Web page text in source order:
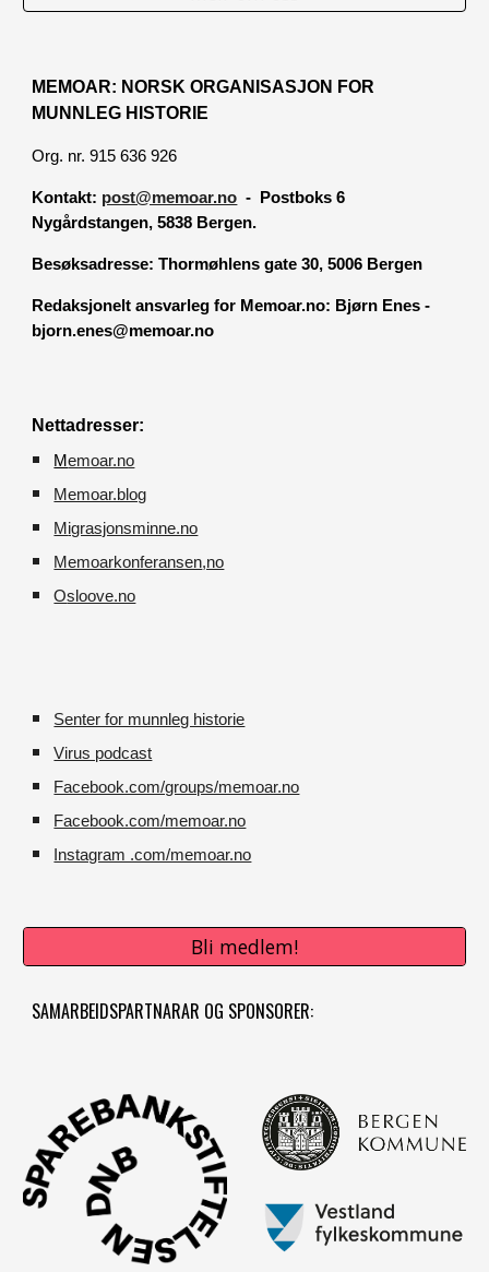
MEMOAR: NORSK ORGANISASJON FOR
MUNNLEG HISTORIE
Org. nr. 915 636 926
Kontakt: post@memoar.no - Postboks 6
Nygårdstangen, 5838 Bergen.
Besøksadresse:Thormøhlens gate 30, 5006 Bergen
Redaksjonelt ansvarleg for Memoar.no: Bjørn Enes -
bjorn.enes@memoar.no
Nettadresser:
Memoar.no
Memoar.blog
M igrasjonsminne.no
Memoarkonferansen,no
Osloove.no
Senter for munnleg historie
Virus podcast
Facebook.com/groups/memoar.no
Facebook.com/memoar.no
Instagram .com/memoar.no
Bli medlem!
SAMARBEIDSPARTNARAR OG SPONSORER: